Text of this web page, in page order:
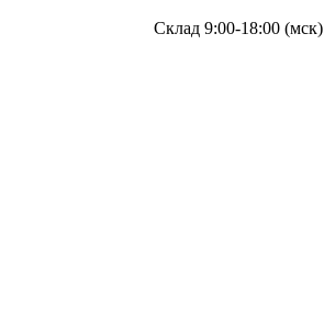
Склад 9:00-18:00 (мск)